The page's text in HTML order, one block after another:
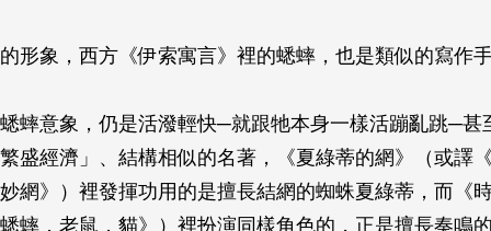
形象，西方《伊索寓言》裡的蟋蟀，也是類似的寫作
蟀意象，仍是活潑輕快─就跟牠本身一樣活蹦亂跳─甚
盛經濟」、結構相似的名著，《夏綠蒂的網》（或譯
網》）裡發揮功用的是擅長結網的蜘蛛夏綠蒂，而《
蟀．老鼠．貓》）裡扮演同樣角色的，正是擅長奏鳴